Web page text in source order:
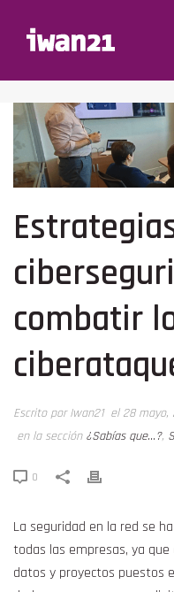
combatir
Escrito por Iwan21 el 28 mayo,
en la sección ¿Sabías que...?,
0
La seguridad en la red se
todas las empresas, ya
datos y proyectos puestos